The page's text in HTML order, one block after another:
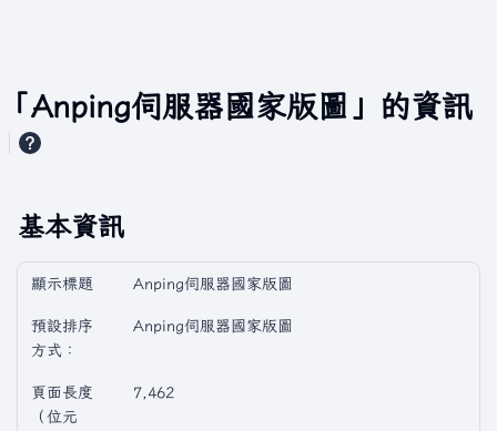
「Anping伺服器國家版圖」的資訊
基本資訊
顯示標題 Anping伺服器國家版圖
預設排序
方式：
Anping伺服器國家版圖
頁面長度
（位元
7,462